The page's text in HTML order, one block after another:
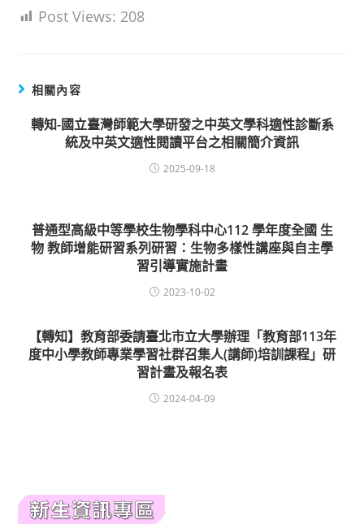
Post Views: 208
相關內容
轉知-國立臺灣師範大學研發之中英文學科適性診斷系
統及中英文適性閱讀平台之相關簡介資訊
2025-09-18
普通型高級中等學校生物學科中心112 學年度全國 生
物 教師增能研習系列研習：生物多樣性講座與自主學
習引導實施計畫
2023-10-02
【轉知】教育部委請臺北市立大學辦理「教育部113年
度中小學教師專業學習社群召集人(講師)培訓課程」研
習計畫及報名表
2024-04-09